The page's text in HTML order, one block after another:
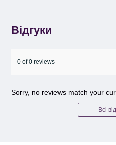
Відгуки
0 of 0 reviews
Sorry, no reviews match your
Всі